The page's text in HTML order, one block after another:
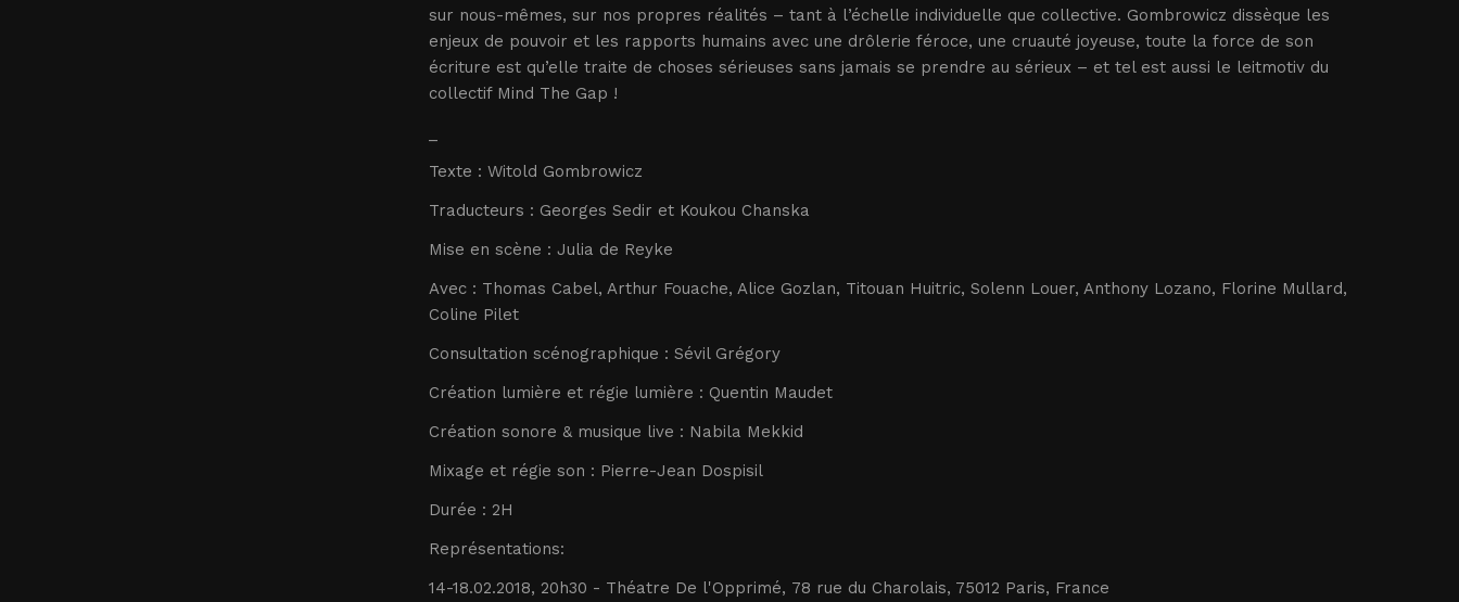
sur nous-mêmes, sur nos propres réalités – tant à l’échelle individuelle que collective. Gombrowicz dissèque les
enjeux de pouvoir et les rapports humains avec une drôlerie féroce, une cruauté joyeuse, toute la force de son
écriture est qu’elle traite de choses sérieuses sans jamais se prendre au sérieux – et tel est aussi le leitmotiv du
collectif Mind The Gap !
Texte : Witold Gombrowicz
Traducteurs : Georges Sedir et Koukou Chanska
Mise en scène : Julia de Reyke
Avec : Thomas Cabel, Arthur Fouache, Alice Gozlan, Titouan Huitric, Solenn Louer, Anthony Lozano, Florine Mullard,
Coline Pilet
Consultation scénographique : Sévil Grégory
Création lumière et régie lumière : Quentin Maudet
Création sonore & musique live : Nabila Mekkid
Mixage et régie son : Pierre-Jean Dospisil
Durée : 2H
Représentations:
14-18.02.2018, 20h30 - Théatre De l'Opprimé, 78 rue du Charolais, 75012 Paris, France